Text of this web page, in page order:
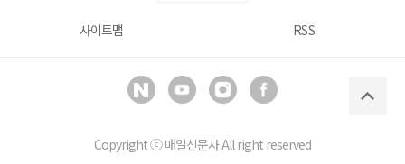
사이트맵 RSS
Copyright ⓒ매일신문사All right reserved